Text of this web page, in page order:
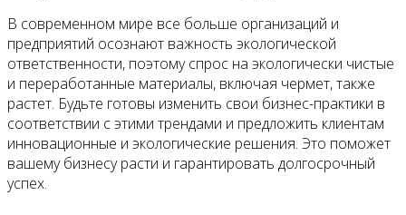
В современном мире все больше организаций и
предприятий осознают важность экологической
ответственности, поэтому спрос на экологически чистые
и переработанные материалы, включая чермет, также
растет. Будьте готовы изменить свои бизнес-практики в
соответствии с этими трендами и предложить клиентам
инновационные и экологические решения. Это поможет
вашему бизнесу расти и гарантировать долгосрочный
успех.